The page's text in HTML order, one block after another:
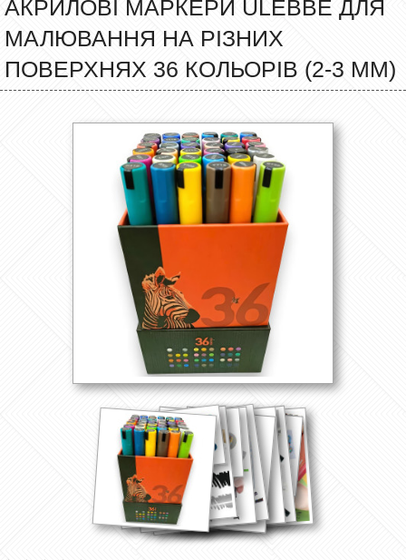
АКРИЛОВІ МАРКЕРИ ULEBBE ДЛЯ
МАЛЮВАННЯ НА РІЗНИХ
ПОВЕРХНЯХ 36 КОЛЬОРІВ (2-3 ММ)